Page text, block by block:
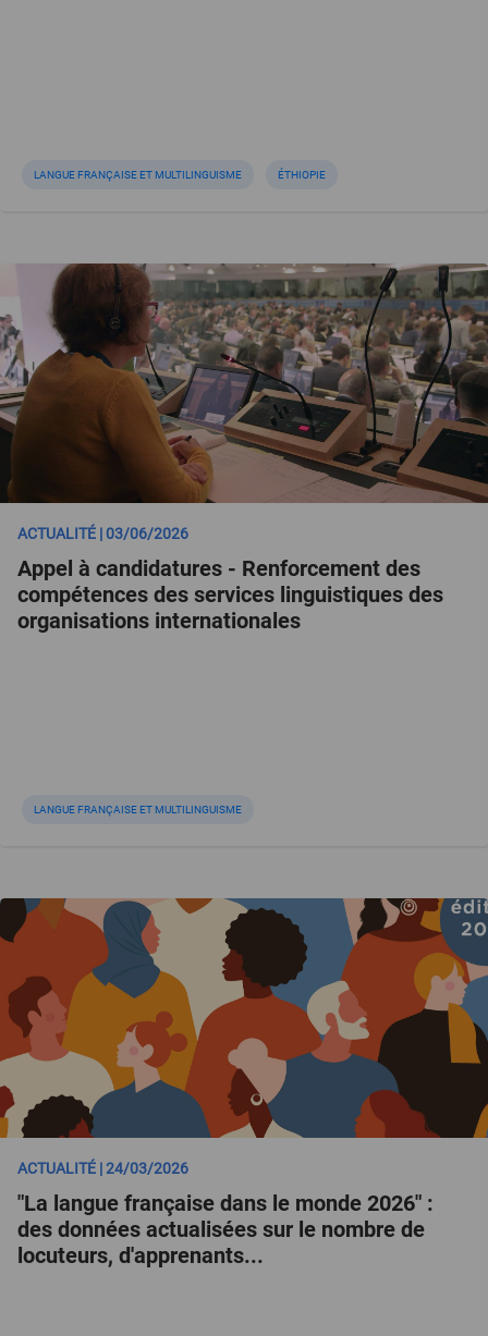
LANGUE FRANÇAISE ET MULTILINGUISME ÉTHIOPIE
ACTUALITÉ | 03/06/2026
Appel à candidatures - Renforcement des
compétences des services linguistiques des
organisations internationales
LANGUE FRANÇAISE ET MULTILINGUISME
ACTUALITÉ | 24/03/2026
"La langue française dans le monde 2026" :
des données actualisées sur le nombre de
locuteurs, d'apprenants...